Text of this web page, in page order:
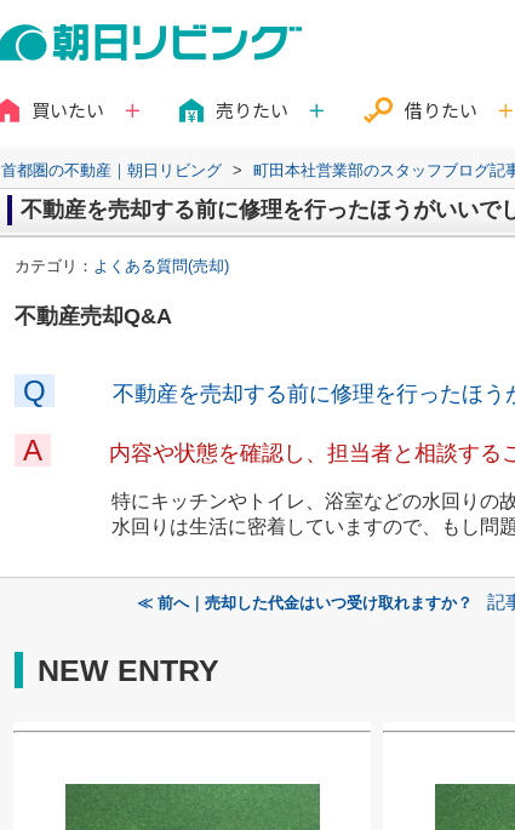
買いたい 売りたい 借りたい
首都圏の不動産｜朝日リビング > 町田本社営業部のスタッフブログ記
不動産を売却する前に修理を行ったほうがいいで
カテゴリ： よくある質問(売却)
不動産売却Q&A
Q 不動産を売却する前に修理を行ったほう
A 内容や状態を確認し、担当者と相談する
特にキッチンやトイレ、浴室などの水回りの故障
水回りは生活に密着していますので、もし問題や
≪ 前へ｜売却した代金はいつ受け取れますか？ 記
NEW ENTRY